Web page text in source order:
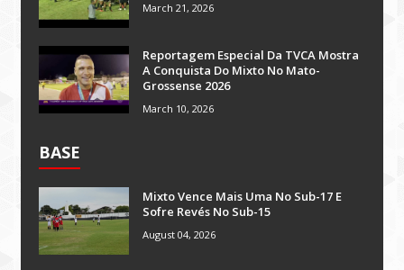
March 21, 2026
Reportagem Especial Da TVCA Mostra
A Conquista Do Mixto No Mato-
Grossense 2026
March 10, 2026
BASE
Mixto Vence Mais Uma No Sub-17 E
Sofre Revés No Sub-15
August 04, 2026